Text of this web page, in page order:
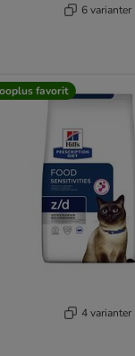
6 varianter
favorit
4 varianter